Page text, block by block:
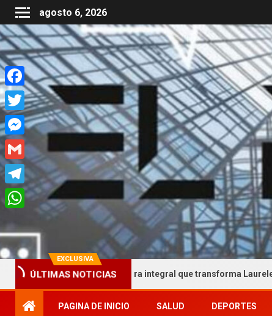
agosto 6, 2026
EXCLUSIVA
ÚLTIMAS NOTICIAS
Melgar entrega obra integral que transforma Laureles
PAGINA DE INICIO SALUD DEPORTES
Facebook
Twitter
Messenger
Gmail
Telegram
WhatsApp